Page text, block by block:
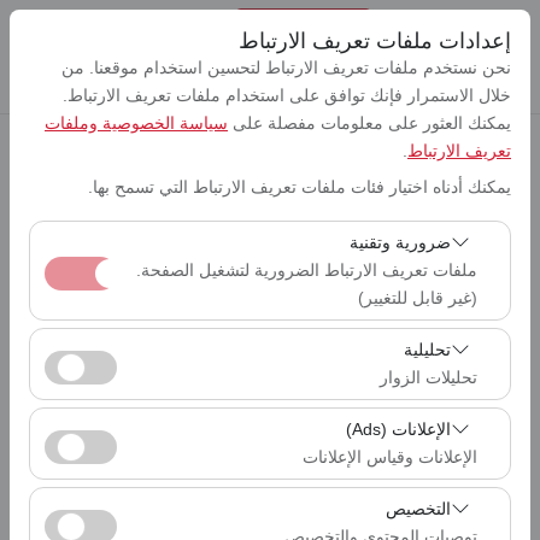
إعدادات ملفات تعريف الارتباط
نحن نستخدم ملفات تعريف الارتباط لتحسين استخدام موقعنا. من
خلال الاستمرار فإنك توافق على استخدام ملفات تعريف الارتباط.
يمكنك العثور على معلومات مفصلة على سياسة الخصوصية وملفات
تعريف الارتباط
يمكنك أدناه اختيار فئات ملفات تعريف الارتباط التي تسمح بها.
ضرورية وتقنية
ملفات تعريف الارتباط الضرورية لتشغيل الصفحة.
(غير قابل للتغيير)
تعد ملفات تعريف الارتباط هذه ضرورية لعمل الموقع بشكل
صحيح، والأمان، وإدارة الجلسات، والوظائف الأساسية. لا يمكن
تعطيلها.
تحليلية
تحليلات الزوار
تتيح لنا ملفات تعريف الارتباط هذه تحليل كيفية استخدام موقعنا
(عدد الزوار، الصفحات الأكثر زيارة، سلوك المستخدمين).
تُستخدم هذه البيانات لقياس أداء الموقع وتحسين تجربة
المستخدم بشكل مستمر.
الإعلانات (Ads)
الإعلانات وقياس الإعلانات
تتيح لنا ملفات تعريف الارتباط هذه عرض إعلانات مخصصة
تتناسب مع اهتماماتك وقياس فعالية حملاتنا الإعلانية (عدد مرات
التخصيص
بيك اب الموقع
Lefkoşa مطار إركان (ERC)
تحديد موقع مختلف الانزال
Lefkoşa مطار إركان (ERC)
تاريخ الالتقاط والوقت
تاريخ العودة والوقت